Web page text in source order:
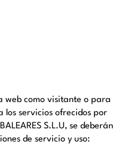
web como visitante o para
los servicios ofrecidos por
S.L.U, se deberán
de servicio y uso: